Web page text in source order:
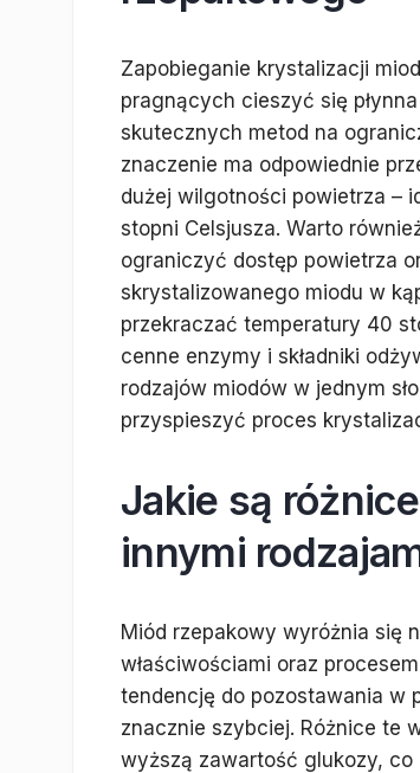
Zapobieganie krystalizacji
pragnących cieszyć się
skutecznych metod na
znaczenie ma odpowiednie
dużej wilgotności powietrza –
stopni Celsjusza. Warto
ograniczyć dostęp powietrza
skrystalizowanego miodu w
przekraczać temperatury 40
cenne enzymy i składniki
rodzajów miodów w jednym
przyspieszyć proces
Jakie są
innymi
Miód rzepakowy wyróżnia się
właściwościami oraz
tendencję do pozostawania w
znacznie szybciej. Różnice te
wyższą zawartość glukozy, co